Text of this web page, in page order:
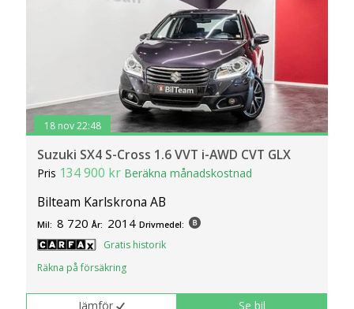
18 nov 22:48
Suzuki SX4 S-Cross 1.6 VVT i-AWD CVT GLX
Pris 134 900 kr Beräkna månadskostnad
Bilteam Karlskrona AB
Mil: 8 720 År: 2014 Drivmedel:
Gratis historik
Räkna på försäkring
Jämför Se bil